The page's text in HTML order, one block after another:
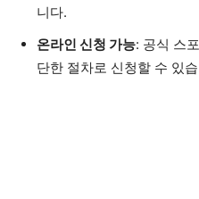
니다.
온라인 신청 가능: 공식 스
단한 절차로 신청할 수 있